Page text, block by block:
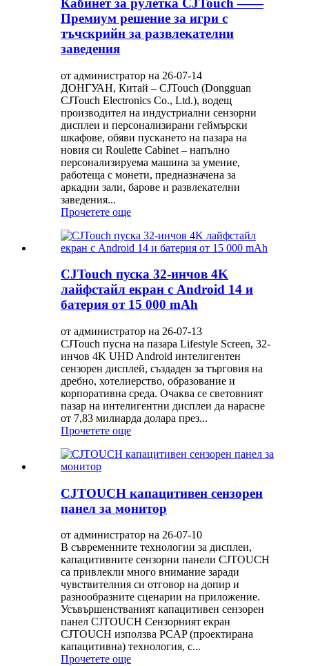
Кабинет за рулетка CJTouch ——
Премиум решение за игри с
тъчскрийн за развлекателни
заведения
от администратор на 26-07-14
ДОНГУАН, Китай – CJTouch (Dongguan
CJTouch Electronics Co., Ltd.), водещ
производител на индустриални сензорни
дисплеи и персонализирани геймърски
шкафове, обяви пускането на пазара на
новия си Roulette Cabinet – напълно
персонализируема машина за умение,
работеща с монети, предназначена за
аркадни зали, барове и развлекателни
заведения...
Прочетете още
CJTouch пуска 32-инчов 4K
лайфстайл екран с Android 14 и
батерия от 15 000 mAh
от администратор на 26-07-13
CJTouch пусна на пазара Lifestyle Screen, 32-
инчов 4K UHD Android интелигентен
сензорен дисплей, създаден за търговия на
дребно, хотелиерство, образование и
корпоративна среда. Очаква се световният
пазар на интелигентни дисплеи да нарасне
от 7,83 милиарда долара през...
Прочетете още
CJTOUCH капацитивен сензорен
панел за монитор
от администратор на 26-07-10
В съвременните технологии за дисплеи,
капацитивните сензорни панели CJTOUCH
са привлекли много внимание заради
чувствителния си отговор на допир и
разнообразните сценарии на приложение.
Усъвършенстваният капацитивен сензорен
панел CJTOUCH Сензорният екран
CJTOUCH използва PCAP (проектирана
капацитивна) технология, с...
Прочетете още